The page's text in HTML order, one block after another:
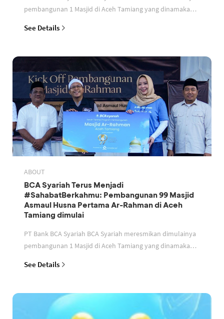
pembangunan 1 Masjid di Aceh Tamiang yang dinamakan
See Details
ABOUT
BCA Syariah Terus Menjadi
#SahabatBerkahmu: Pembangunan 99 Masjid
Asmaul Husna Pertama Ar-Rahman di Aceh
Tamiang dimulai
PT Bank BCA Syariah BCA Syariah meresmikan dimulainya
pembangunan 1 Masjid di Aceh Tamiang yang dinamakan
See Details